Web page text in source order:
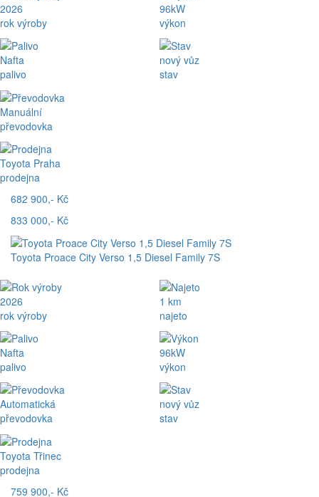
2026
rok výroby
Nafta
palivo
Manuální
převodovka
Toyota Praha
prodejna
96kW
výkon
nový vůz
stav
682 900,- Kč
833 000,- Kč
Toyota Proace City Verso 1,5 Diesel Family 7S
2026
rok výroby
Nafta
palivo
Automatická
převodovka
Toyota Třinec
prodejna
1 km
najeto
96kW
výkon
nový vůz
stav
759 900,- Kč